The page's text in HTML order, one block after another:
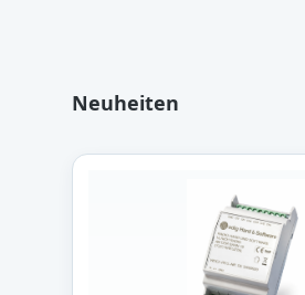
Produktgalerie überspringen
Neuheiten